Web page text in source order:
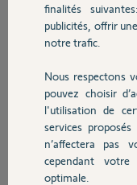
Domotique
Chauffage
Autres produits
Merci,
Stéphane F.
Réponses
finalités
publicités, offrir
notre trafic.
Nous respectons
pouvez choisir
l'utilisation de
services
n’affectera pas
cependant votre
optimale.